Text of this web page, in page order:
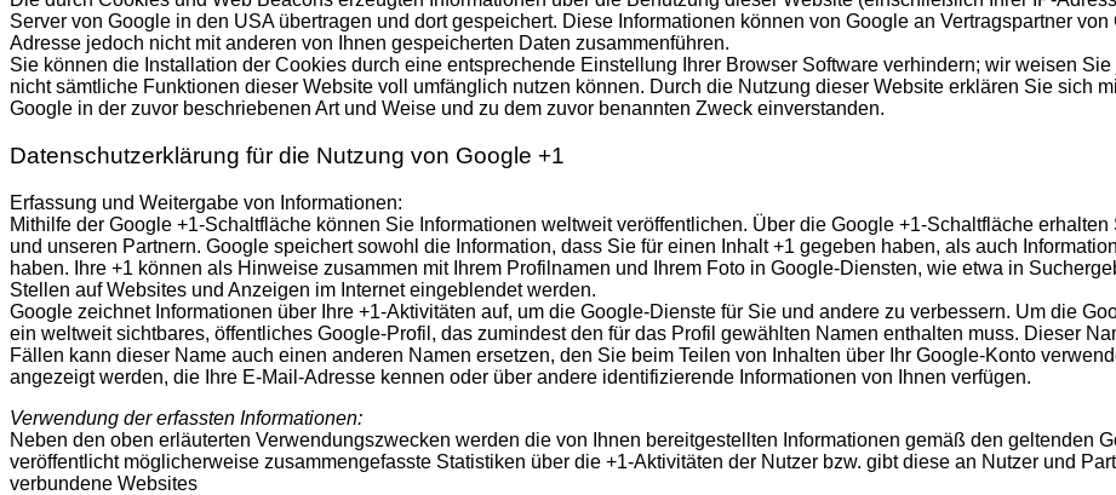
Server von Google in den USA übertragen und dort gespeichert. Diese Informationen können von Google an Vertragspartner
Adresse jedoch nicht mit anderen von Ihnen gespeicherten Daten zusammenführen.
Sie können die Installation der Cookies durch eine entsprechende Einstellung Ihrer Browser Software verhindern; wir weisen
nicht sämtliche Funktionen dieser Website voll umfänglich nutzen können. Durch die Nutzung dieser Website erklären Sie sich
Google in der zuvor beschriebenen Art und Weise und zu dem zuvor benannten Zweck einverstanden.
Datenschutzerklärung für die Nutzung von Google +1
Erfassung und Weitergabe von Informationen:
Mithilfe der Google +1-Schaltfläche können Sie Informationen weltweit veröffentlichen. Über die Google +1-Schaltfläche
und unseren Partnern. Google speichert sowohl die Information, dass Sie für einen Inhalt +1 gegeben haben, als auch
haben. Ihre +1 können als Hinweise zusammen mit Ihrem Profilnamen und Ihrem Foto in Google-Diensten, wie etwa in
Stellen auf Websites und Anzeigen im Internet eingeblendet werden.
Google zeichnet Informationen über Ihre +1-Aktivitäten auf, um die Google-Dienste für Sie und andere zu verbessern. Um die
ein weltweit sichtbares, öffentliches Google-Profil, das zumindest den für das Profil gewählten Namen enthalten muss. Dieser
Fällen kann dieser Name auch einen anderen Namen ersetzen, den Sie beim Teilen von Inhalten über Ihr Google-Konto
angezeigt werden, die Ihre E-Mail-Adresse kennen oder über andere identifizierende Informationen von Ihnen verfügen.
Verwendung der erfassten Informationen:
Neben den oben erläuterten Verwendungszwecken werden die von Ihnen bereitgestellten Informationen gemäß den geltenden
veröffentlicht möglicherweise zusammengefasste Statistiken über die +1-Aktivitäten der Nutzer bzw. gibt diese an Nutzer und
verbundene Websites